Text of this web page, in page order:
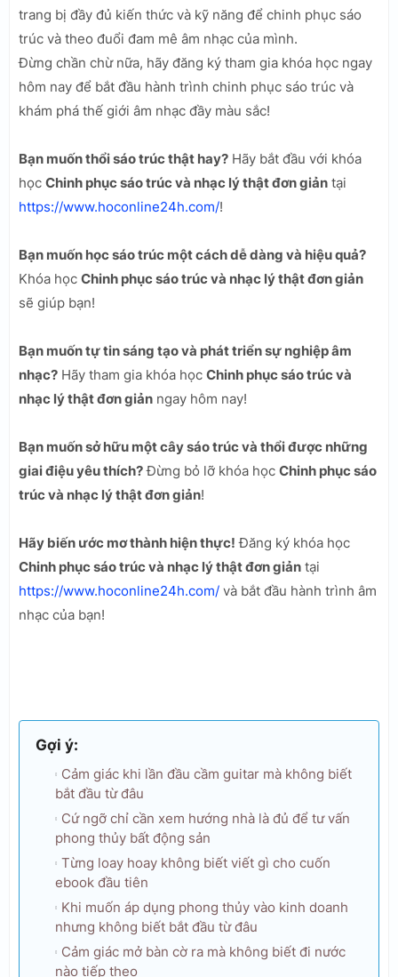
trang bị đầy đủ kiến thức và kỹ năng để chinh phục sáo
trúc và theo đuổi đam mê âm nhạc của mình.
Đừng chần chừ nữa, hãy đăng ký tham gia khóa học ngay
hôm nay để bắt đầu hành trình chinh phục sáo trúc và
khám phá thế giới âm nhạc đầy màu sắc!
Bạn muốn thổi sáo trúc thật hay? Hãy bắt đầu với khóa
học Chinh phục sáo trúc và nhạc lý thật đơn giản tại
https://www.hoconline24h.com/!
Bạn muốn học sáo trúc một cách dễ dàng và hiệu quả?
Khóa học Chinh phục sáo trúc và nhạc lý thật đơn giản
sẽ giúp bạn!
Bạn muốn tự tin sáng tạo và phát triển sự nghiệp âm
nhạc? Hãy tham gia khóa học Chinh phục sáo trúc và
nhạc lý thật đơn giản ngay hôm nay!
Bạn muốn sở hữu một cây sáo trúc và thổi được những
giai điệu yêu thích?Đừng bỏ lỡ khóa học Chinh phục sáo
trúc và nhạc lý thật đơn giản!
Hãy biến ước mơ thành hiện thực! Đăng ký khóa học
Chinh phục sáo trúc và nhạc lý thật đơn giản tại
https://www.hoconline24h.com/ và bắt đầu hành trình âm
nhạc của bạn!
Gợi ý:
Cảm giác khi lần đầu cầm guitar mà không biết
bắt đầu từ đâu
Cứ ngỡ chỉ cần xem hướng nhà là đủ để tư vấn
phong thủy bất động sản
Từng loay hoay không biết viết gì cho cuốn
ebook đầu tiên
Khi muốn áp dụng phong thủy vào kinh doanh
nhưng không biết bắt đầu từ đâu
Cảm giác mở bàn cờ ra mà không biết đi nước
nào tiếp theo